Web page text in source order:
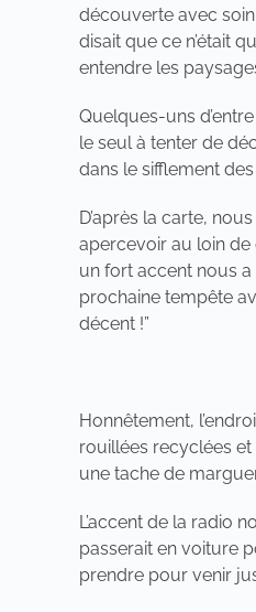
découverte avec
disait que ce n’était
entendre les
Quelques-uns
le seul à tenter de
dans le sifflement
D’après la carte,
apercevoir au loin de
un fort accent nous a
prochaine tempête
décent !”
Honnêtement,
rouillées recyclées et
une tache de
L’accent de la radio
passerait en voiture
prendre pour venir